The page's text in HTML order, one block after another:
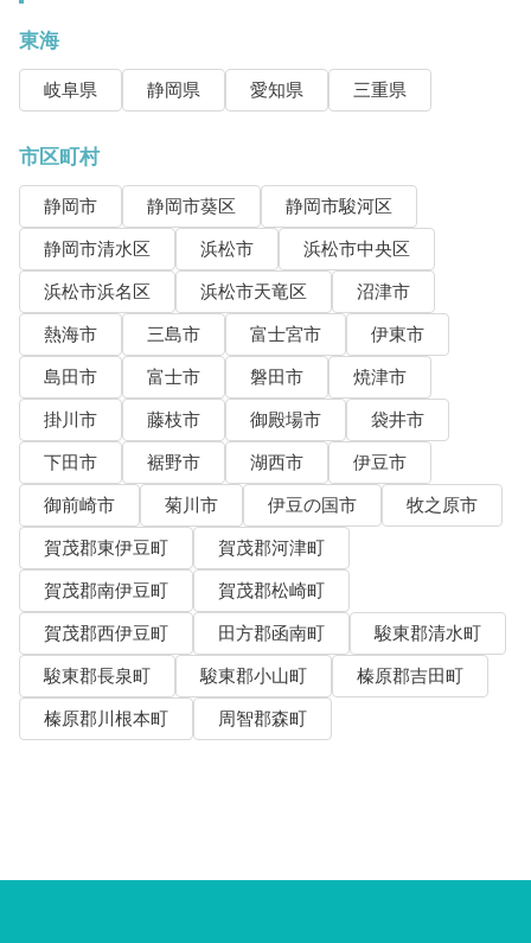
東海
岐阜県 静岡県 愛知県 三重県
市区町村
静岡市 静岡市葵区
静岡市駿河区
静岡市清水区
浜松市
浜松市中央区
浜松市浜名区
浜松市天竜区
沼津市
熱海市
三島市 富士宮市
伊東市
島田市
富士市 磐田市
焼津市
掛川市
藤枝市 御殿場市
袋井市
下田市
裾野市 湖西市
伊豆市
御前崎市
菊川市 伊豆の国市
牧之原市
賀茂郡東伊豆町
賀茂郡河津町
賀茂郡南伊豆町
賀茂郡松崎町
賀茂郡西伊豆町
田方郡函南町
駿東郡清水町
駿東郡長泉町
駿東郡小山町
榛原郡吉田町
榛原郡川根本町
周智郡森町